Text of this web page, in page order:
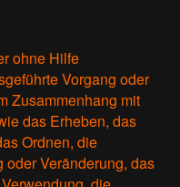
ohne Hilfe
Vorgang oder
Zusammenhang mit
das Erheben, das
Ordnen, die
Veränderung, das